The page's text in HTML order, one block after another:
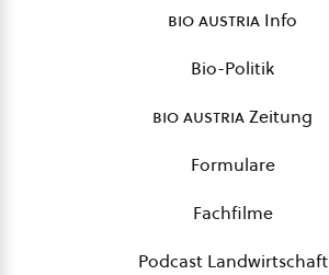
bio austria Info
Bio-Politik
bio austriaZeitung
Formulare
Fachfilme
Podcast Landwirtschaft